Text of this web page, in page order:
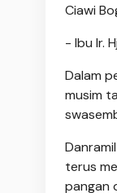
Ciawi
- Ibu Ir.
Dalam
musim
terus
pangan